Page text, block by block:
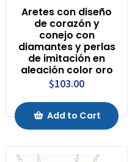
Aretes con diseño
de corazón y
conejo con
diamantes y perlas
de imitación en
aleación color oro
$103.00
Add to Cart